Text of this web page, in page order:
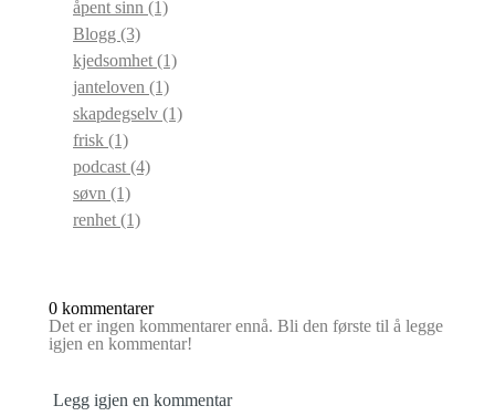
åpent sinn (1)
Blogg (3)
kjedsomhet (1)
janteloven (1)
skapdegselv (1)
frisk (1)
podcast (4)
søvn (1)
renhet (1)
0 kommentarer
Det er ingen kommentarer ennå. Bli den første til å legge
igjen en kommentar!
Legg igjen en kommentar